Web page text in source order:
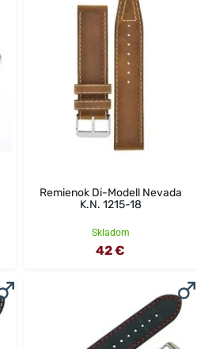
Remienok Di-Modell Nevada
K.N. 1215-18
Skladom
42 €